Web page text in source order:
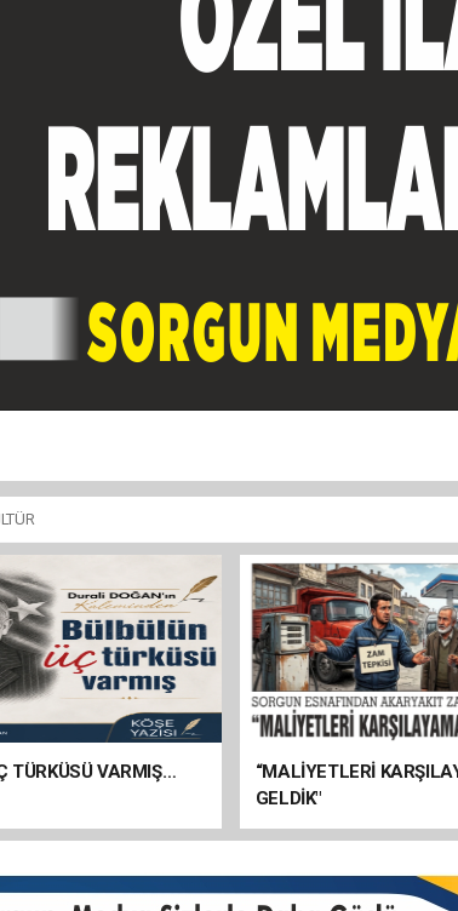
TÜRKÜSÜ VARMIŞ…
“MALİYETLERİ
GELDİK"